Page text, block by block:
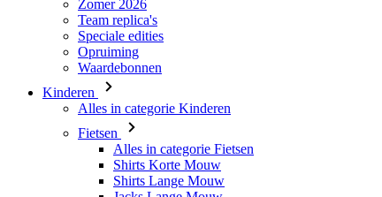
Kinderen
Alles in categorie Kinderen
Fietsen
Alles in categorie Fietsen
Shirts Lange Mouw
Jacks Lange Mouw
Broeken Kort
Broeken Lang
Accessoires
Handschoenen